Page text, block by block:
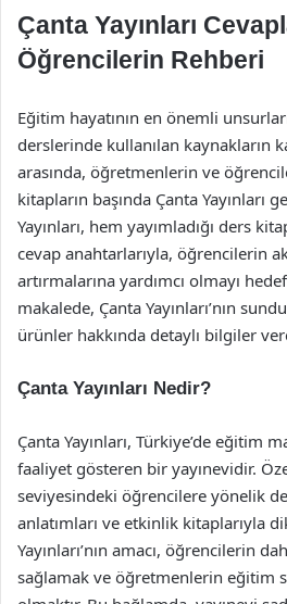
Çanta Yayınları
Öğrencilerin Rehberi
Eğitim hayatının en önemli
derslerinde kullanılan kaynakların
arasında, öğretmenlerin ve
kitapların başında Çanta Yayınları
Yayınları, hem yayımladığı ders
cevap anahtarlarıyla, öğrencilerin
artırmalarına yardımcı olmayı
makalede, Çanta Yayınları’nın
ürünler hakkında detaylı bilgiler
Çanta Yayınları Nedir?
Çanta Yayınları, Türkiye’de eğitim
faaliyet gösteren bir yayınevidir.
seviyesindeki öğrencilere yönelik
anlatımları ve etkinlik kitaplarıyla
Yayınları’nın amacı, öğrencilerin
sağlamak ve öğretmenlerin eğitim